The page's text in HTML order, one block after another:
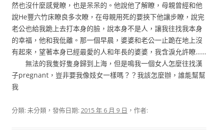
然也沒什麼感覺瞭，也是呆呆的。他說他了解瞭，母親曾經和他
說He豐六竹床瞭良多次瞭，在母親用死的要挾下他讓步瞭，說完
老公也給我跪上去打本身的臉，說本身不是人，讓我往找我本身
的幸福，他和我仳離。那一個早晨，婆婆和老公一止跪在地上沒
有起來，望著本身已經最愛的人和年長的婆婆，我含淚允許瞭……
無法的我隻好隻身歸到上海，但是鳴我一個女人怎麼往找漢
子pregnant，豈非要我像妓女一樣嗎？？我該怎麼辦，誰能幫幫
我
分類: 未分類，發佈日期:2015 年 6 月 9 日 ，作者: